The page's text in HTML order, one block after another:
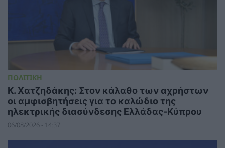
ΠΟΛΙΤΙΚΗ
Κ. Χατζηδάκης: Στον κάλαθο των αχρήστων
οι αμφισβητήσεις για το καλώδιο της
ηλεκτρικής διασύνδεσης Ελλάδας-Κύπρου
06/08/2026 - 14:37